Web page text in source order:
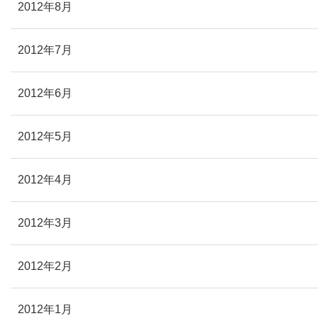
2012年8月
2012年7月
2012年6月
2012年5月
2012年4月
2012年3月
2012年2月
2012年1月